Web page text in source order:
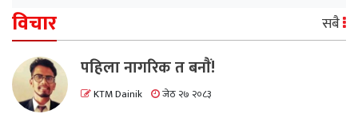
विचार सबै
पहिला नागरिक त बनाैं!
KTM Dainik जेठ २७ २०८३